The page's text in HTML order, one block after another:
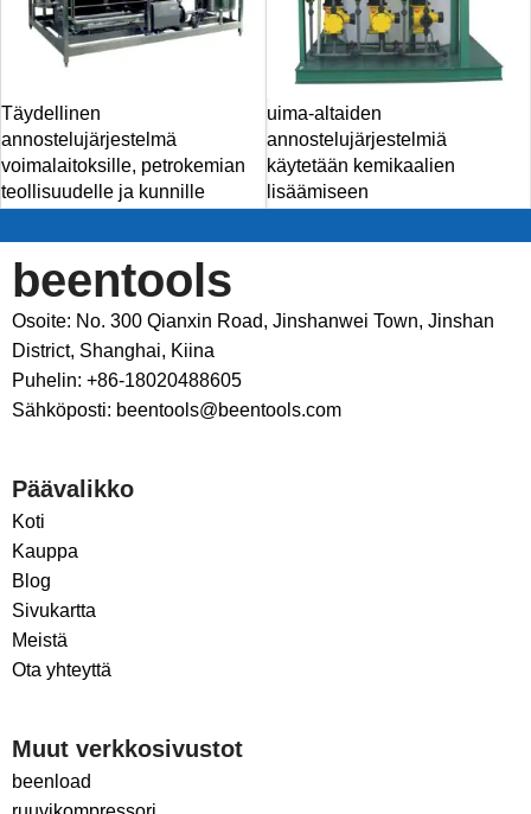
Täydellinen
annostelujärjestelmä
voimalaitoksille, petrokemian
teollisuudelle ja kunnille
uima-altaiden
annostelujärjestelmiä
käytetään kemikaalien
lisäämiseen
beentools
Osoite: No. 300 Qianxin Road, Jinshanwei Town, Jinshan
District, Shanghai, Kiina
Puhelin: +86-18020488605
Sähköposti: beentools@beentools.com
Päävalikko
Koti
Kauppa
Blog
Sivukartta
Meistä
Ota yhteyttä
Muut verkkosivustot
beenload